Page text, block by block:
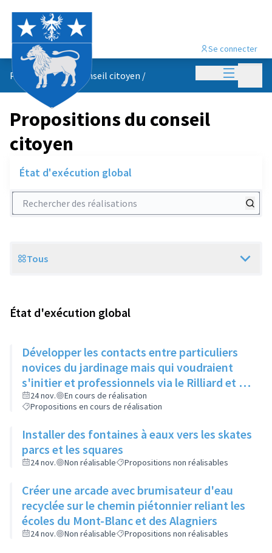
Menu
Se connecter
Propositions du conseil citoyen /
Propositions du conseil
citoyen
État d'exécution global
Rechercher des réalisations
Scope
Tous
État d'exécution global
Développer les contacts entre particuliers
novices du jardinage mais qui voudraient
s'initier et professionnels via le Rilliard et la
Maison de la Vie Locale
24 nov.
En cours de réalisation
Propositions en cours de réalisation
Installer des fontaines à eaux vers les skates
parcs et les squares
24 nov. Non réalisable Propositions non réalisables
Créer une arcade avec brumisateur d'eau
recyclée sur le chemin piétonnier reliant les
écoles du Mont-Blanc et des Alagniers
24 nov. Non réalisable Propositions non réalisables